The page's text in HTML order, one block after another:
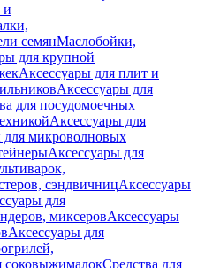
и
семянМаслобойки,
для крупной
Аксессуары для плит и
Аксессуары для
для посудомоечных
Аксессуары для
для микроволновых
Аксессуары для
сэндвичницАксессуары
для
миксеровАксессуары
Аксессуары для
соковыжималокСредства для